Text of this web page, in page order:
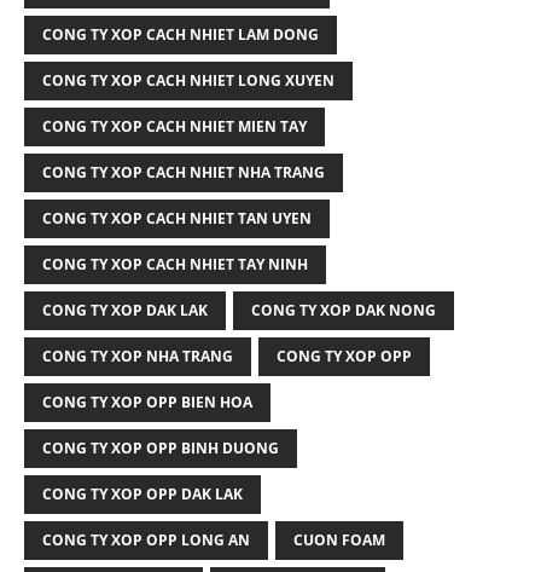
CONG TY XOP CACH NHIET LAM DONG
CONG TY XOP CACH NHIET LONG XUYEN
CONG TY XOP CACH NHIET MIEN TAY
CONG TY XOP CACH NHIET NHA TRANG
CONG TY XOP CACH NHIET TAN UYEN
CONG TY XOP CACH NHIET TAY NINH
CONG TY XOP DAK LAK CONG TY XOP DAK NONG
CONG TY XOP NHA TRANG CONG TY XOP OPP
CONG TY XOP OPP BIEN HOA
CONG TY XOP OPP BINH DUONG
CONG TY XOP OPP DAK LAK
CONG TY XOP OPP LONG AN CUON FOAM